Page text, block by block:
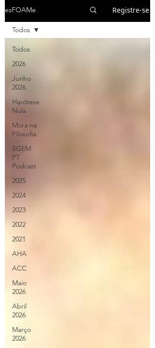
esFOAMe Registre-se
Todos
2026
Junho
2026
Hipótese
Nula
Mora na
Filosofia
SGEM
PT
Podcast
2025
2024
2023
2022
2021
AHA
ACC
Maio
2026
Abril
2026
Março
2026
Todos